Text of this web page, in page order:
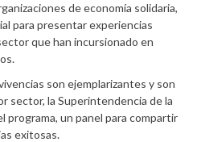
de economía solidaria,
para presentar experiencias
que han incursionado en
son ejemplarizantes y son
sector, la Superintendencia de la
programa, un panel para compartir
exitosas.